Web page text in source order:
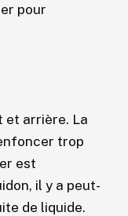
pour
et arrière. La
trop
est
il y a peut-
de liquide.